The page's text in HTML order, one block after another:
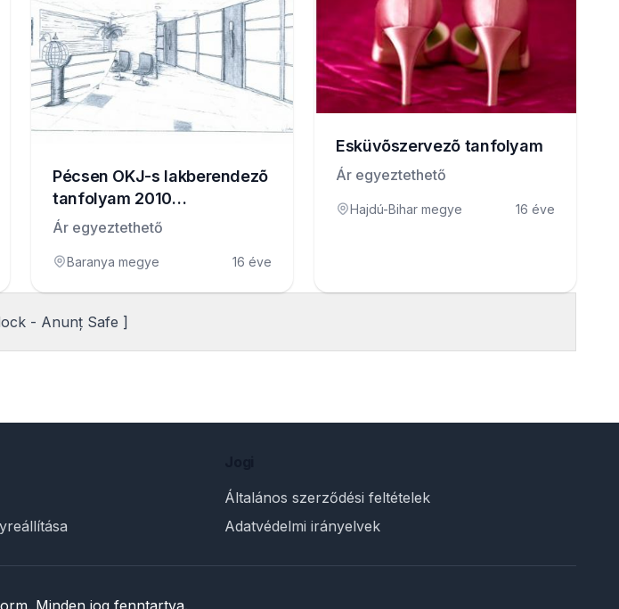
Pécsen OKJ-s lakberendezõ
tanfolyam 2010
szeptembertõl
Ár egyeztethető
Baranya megye 16 éve
Esküvõszervezõ tanfolyam
Ár egyeztethető
Hajdú-Bihar megye 16 éve
- Anunț Safe ]
Általános szerződési feltételek
Adatvédelmi irányelvek
Minden jog fenntartva.